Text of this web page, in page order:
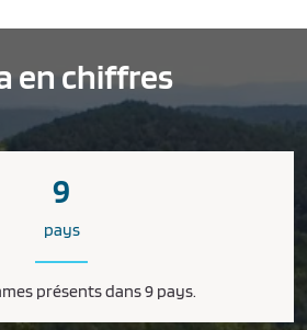
en chiffres
9
pays
présents dans 9 pays.